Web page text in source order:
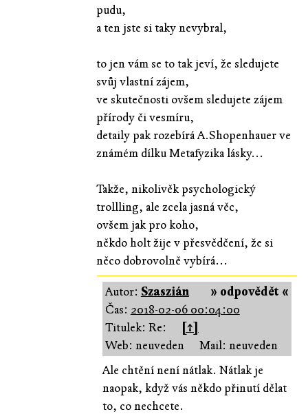
pudu,
a ten jste si taky nevybral,
to jen vám se to tak jeví, že sledujete
svůj vlastní zájem,
ve skutečnosti ovšem sledujete zájem
přírody či vesmíru,
detaily pak rozebírá A.Shopenhauer ve
známém dílku Metafyzika lásky...
Takže, nikolivěk psychologický
trollling, ale zcela jasná věc,
ovšem jak pro koho,
někdo holt žije v přesvědčení, že si
něco dobrovolně vybírá...
» odpovědět «
Autor: Szaszián
Čas: 2018-02-06 00:04:00
Titulek: Re:
[↑]
Web: neuveden
Mail: neuveden
Ale chtění není nátlak. Nátlak je
naopak, když vás někdo přinutí dělat
to, co nechcete.